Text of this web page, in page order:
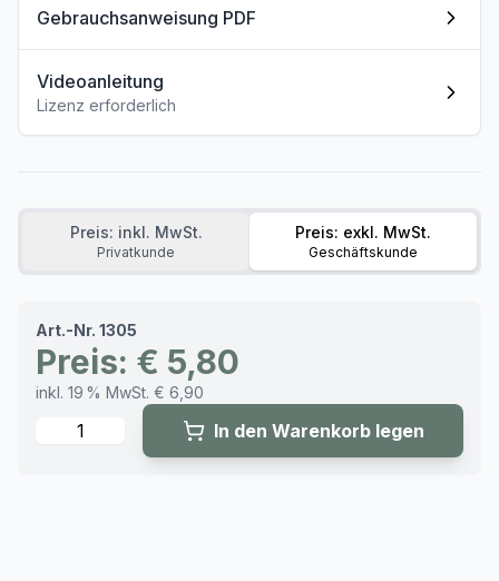
Gebrauchsanweisung PDF
Videoanleitung
Lizenz erforderlich
Preis: inkl. MwSt.
Privatkunde
Preis: exkl. MwSt.
Geschäftskunde
Art.-Nr. 1305
Preis: € 5,80
inkl. 19 % MwSt. € 6,90
Menge In den Warenkorb legen